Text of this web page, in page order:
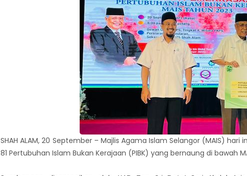
SHAH ALAM, 20 September – Majlis Agama Islam Selangor (MAIS)
81 Pertubuhan Islam Bukan Kerajaan (PIBK) yang bernaung di bawah